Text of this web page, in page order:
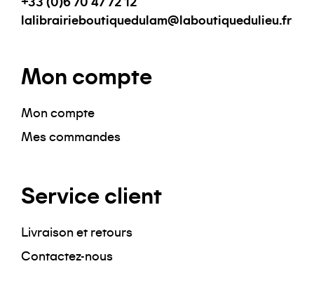
+33 (0)6 70 47 72 12
lalibrairieboutiquedulam@laboutiquedulieu.fr
Mon compte
Mon compte
Mes commandes
Service client
Livraison et retours
Contactez-nous